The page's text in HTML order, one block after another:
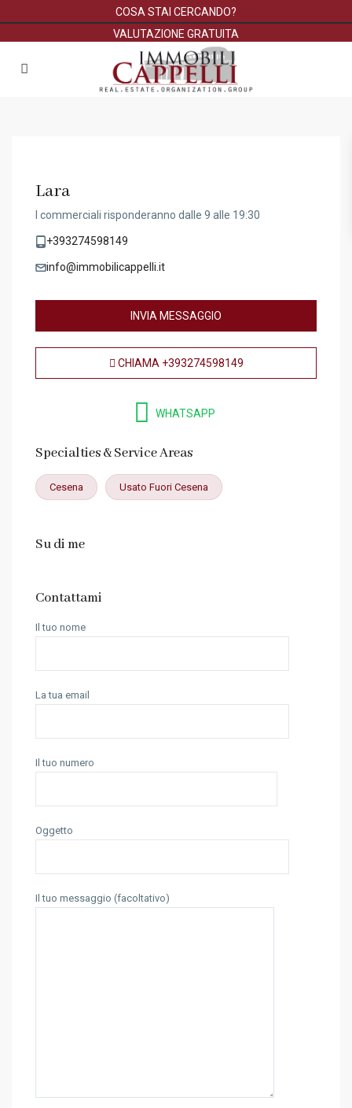
COSA STAI CERCANDO?
VALUTAZIONE GRATUITA
Lara
I commerciali risponderanno dalle 9 alle 19:30
+393274598149
info@immobilicappelli.it
INVIA MESSAGGIO
CHIAMA +393274598149
WHATSAPP
Specialties & Service Areas
Cesena Usato Fuori Cesena
Su di me
Contattami
Il tuo nome
La tua email
Il tuo numero
Oggetto
Il tuo messaggio (facoltativo)